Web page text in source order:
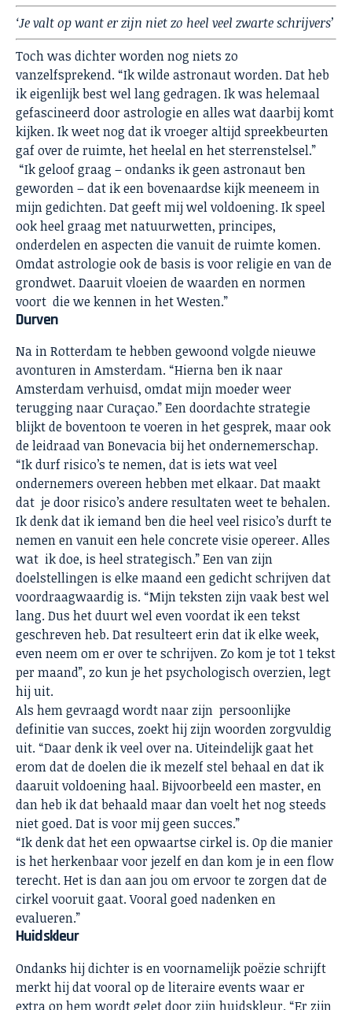
‘Je valt op want er zijn niet zo heel veel zwarte schrijvers’
Toch was dichter worden nog niets zo
vanzelfsprekend. “Ik wilde astronaut worden. Dat heb
ik eigenlijk best wel lang gedragen. Ik was helemaal
gefascineerd door astrologie en alles wat daarbij komt
kijken. Ik weet nog dat ik vroeger altijd spreekbeurten
gaf over de ruimte, het heelal en het sterrenstelsel.”
“Ik geloof graag – ondanks ik geen astronaut ben
geworden – dat ik een bovenaardse kijk meeneem in
mijn gedichten. Dat geeft mij wel voldoening. Ik speel
ook heel graag met natuurwetten, principes,
onderdelen en aspecten die vanuit de ruimte komen.
Omdat astrologie ook de basis is voor religie en van de
grondwet. Daaruit vloeien de waarden en normen
voort die we kennen in het Westen.”
Durven
Na in Rotterdam te hebben gewoond volgde nieuwe
avonturen in Amsterdam. “Hierna ben ik naar
Amsterdam verhuisd, omdat mijn moeder weer
terugging naar Curaçao.” Een doordachte strategie
blijkt de boventoon te voeren in het gesprek, maar ook
de leidraad van Bonevacia bij het ondernemerschap.
“Ik durf risico’s te nemen, dat is iets wat veel
ondernemers overeen hebben met elkaar. Dat maakt
dat je door risico’s andere resultaten weet te behalen.
Ik denk dat ik iemand ben die heel veel risico’s durft te
nemen en vanuit een hele concrete visie opereer. Alles
wat ik doe, is heel strategisch.” Een van zijn
doelstellingen is elke maand een gedicht schrijven dat
voordraagwaardig is. “Mijn teksten zijn vaak best wel
lang. Dus het duurt wel even voordat ik een tekst
geschreven heb. Dat resulteert erin dat ik elke week,
even neem om er over te schrijven. Zo kom je tot 1 tekst
per maand”, zo kun je het psychologisch overzien, legt
hij uit.
Als hem gevraagd wordt naar zijn persoonlijke
definitie van succes, zoekt hij zijn woorden zorgvuldig
uit. “Daar denk ik veel over na. Uiteindelijk gaat het
erom dat de doelen die ik mezelf stel behaal en dat ik
daaruit voldoening haal. Bijvoorbeeld een master, en
dan heb ik dat behaald maar dan voelt het nog steeds
niet goed. Dat is voor mij geen succes.”
“Ik denk dat het een opwaartse cirkel is. Op die manier
is het herkenbaar voor jezelf en dan kom je in een flow
terecht. Het is dan aan jou om ervoor te zorgen dat de
cirkel vooruit gaat. Vooral goed nadenken en
evalueren.”
Huidskleur
Ondanks hij dichter is en voornamelijk poëzie schrijft
merkt hij dat vooral op de literaire events waar er
extra op hem wordt gelet door zijn huidskleur. “Er zijn